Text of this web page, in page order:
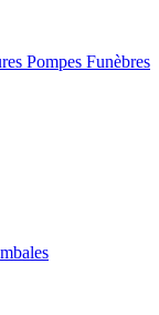
Pompes Funèbres